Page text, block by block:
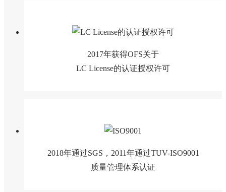
2017年获得OFS关于
LC License的认证授权许可
2018年通过SGS，2011年通过TUV-ISO9001
质量管理体系认证